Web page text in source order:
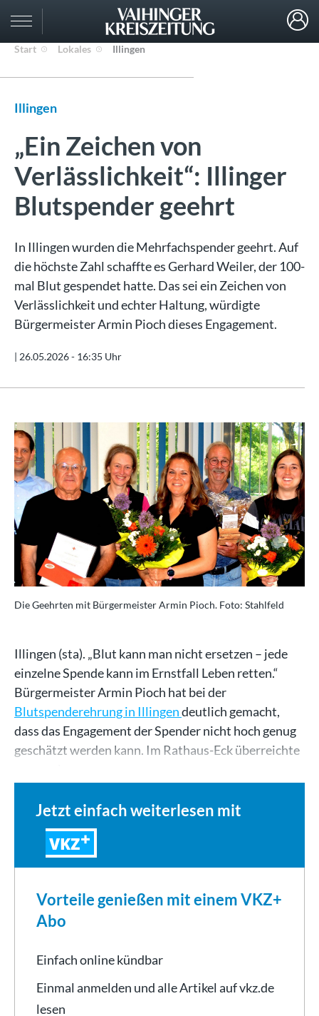
Start Lokales Illingen
Illingen
„Ein Zeichen von
Verlässlichkeit“: Illinger
Blutspender geehrt
In Illingen wurden die Mehrfachspender geehrt. Auf
die höchste Zahl schaffte es Gerhard Weiler, der 100-
mal Blut gespendet hatte. Das sei ein Zeichen von
Verlässlichkeit und echter Haltung, würdigte
Bürgermeister Armin Pioch dieses Engagement.
| 26.05.2026 - 16:35 Uhr
Die Geehrten mit Bürgermeister Armin Pioch. Foto: Stahlfeld
Illingen (sta). „Blut kann man nicht ersetzen – jede
einzelne Spende kann im Ernstfall Leben retten.“
Bürgermeister Armin Pioch hat bei der
Blutspenderehrung in Illingendeutlich gemacht,
dass das Engagement der Spender nicht hoch genug
geschätzt werden kann. Im Rathaus-Eck überreichte
Jetzt einfach weiterlesen mit
VKZ
Vorteile genießen mit einem VKZ+
Abo
Einfach online kündbar
Einmal anmelden und alle Artikel auf vkz.de
lesen